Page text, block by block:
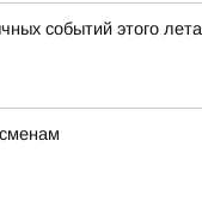
событий этого лета